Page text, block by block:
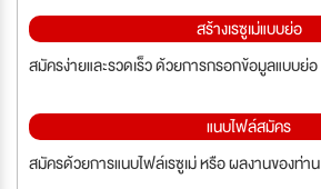
สร้างเรซูเม่แบบย่อ
สมัครง่ายและรวดเร็ว ด้วยการกรอกข้อมูลแบบย่อ
แนบไฟล์สมัคร
สมัครด้วยการแนบไฟล์เรซูเม่ หรือ ผลงานของท่าน